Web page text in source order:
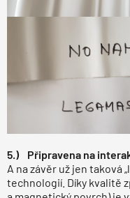
5.) Připravena na
A na závěr už jen taková
technologií. Díky kvalitě